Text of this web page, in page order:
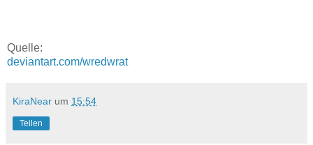
Quelle:
deviantart.com/wredwrat
KiraNear um 15:54
Teilen